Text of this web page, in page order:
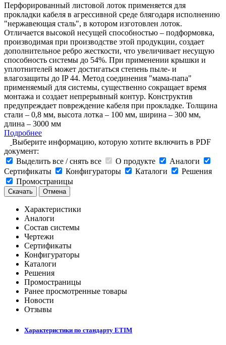
Перфорированный листовой лоток применяется для
прокладки кабеля в агрессивной среде блягодаря исполнению
"нержавеющая сталь", в котором изготовлен лоток.
Отличается высокой несущей способностью – подформовка,
производимая при производстве этой продукции, создает
дополнительное ребро жесткости, что увеличивает несущую
способность системы до 54%. При применении крышки и
уплотнителей может достигаться степень пыле- и
влагозащиты до IP 44. Метод соединения "мама-папа"
применяемый для системы, существенно сокращает время
монтажа и создает непрерывный контур. Конструктив
предупреждает повреждение кабеля при прокладке. Толщина
стали – 0,8 мм, высота лотка – 100 мм, ширина – 300 мм,
длина – 3000 мм
Подробнее
Выберите информацию, которую хотите включить в PDF
документ:
Выделить все / снять все
О продукте
Аналоги
Сертификаты
Конфигураторы Каталоги
Решения
Промостраницы
Скачать Отмена
Характеристики
Аналоги
Состав системы
Чертежи
Сертификаты
Конфигураторы
Каталоги
Решения
Промостраницы
Ранее просмотренные товары
Новости
Отзывы
Характеристики по стандарту ETIM